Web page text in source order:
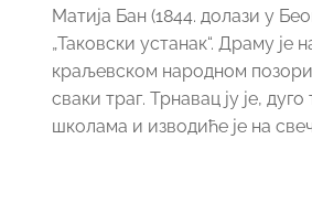
Матија Бан (1844. долази у
„Таковски устанак“. Драму
краљевском народном
сваки траг. Трнавац ју је,
школама и изводиће је на